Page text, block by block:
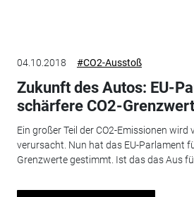
04.10.2018 #CO2-Ausstoß
Zukunft des Autos: EU-
schärfere CO2-
Ein großer Teil der CO2-Emissionen wird
verursacht. Nun hat das EU-Parlament
Grenzwerte gestimmt. Ist das das Aus für